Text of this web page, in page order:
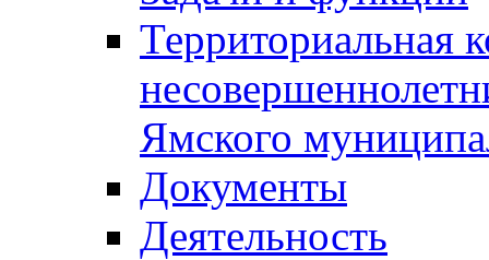
Территориальная
Ямского
Документы
Деятельность